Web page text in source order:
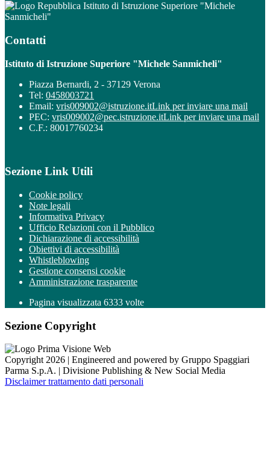
Istituto di Istruzione Superiore "Michele
Sanmicheli"
Contatti
Istituto di Istruzione Superiore "Michele Sanmicheli"
Piazza Bernardi, 2 - 37129 Verona
Tel: 0458003721
Email: vris009002@istruzione.itLink per inviare una mail
PEC: vris009002@pec.istruzione.itLink per inviare una mail
C.F.: 80017760234
Sezione Link Utili
Cookie policy
Note legali
Informativa Privacy
Ufficio Relazioni con il Pubblico
Dichiarazione di accessibilità
Obiettivi di accessibilità
Whistleblowing
Gestione consensi cookie
Amministrazione trasparente
Pagina visualizzata 6333 volte
Sezione Copyright
Copyright 2026 | Engineered and powered by Gruppo Spaggiari
Parma S.p.A. | Divisione Publishing & New Social Media
Disclaimer trattamento dati personali